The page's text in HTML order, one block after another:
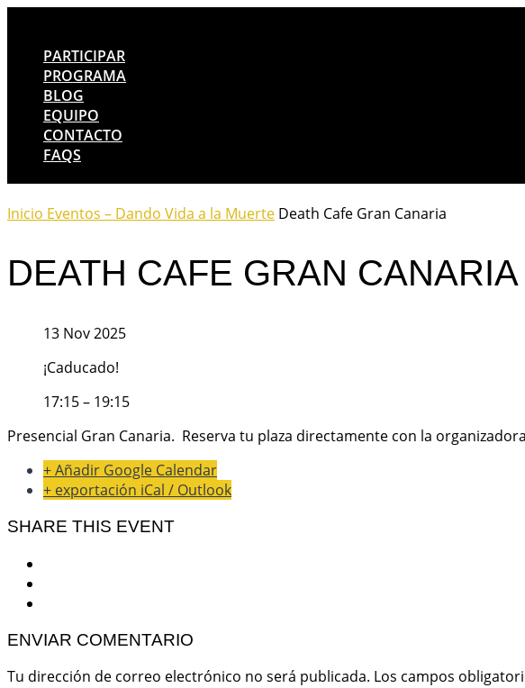
PARTICIPAR
PROGRAMA
BLOG
EQUIPO
CONTACTO
FAQS
Inicio Eventos – Dando Vida a la Muerte Death Cafe Gran Canaria
DEATH CAFE GRAN CANARIA
13 Nov 2025
¡Caducado!
17:15 – 19:15
Presencial Gran Canaria. Reserva tu plaza directamente con la
+ Añadir Google Calendar
+ exportación iCal / Outlook
SHARE THIS EVENT
ENVIAR COMENTARIO
Tu dirección de correo electrónico no será publicada. Los campos